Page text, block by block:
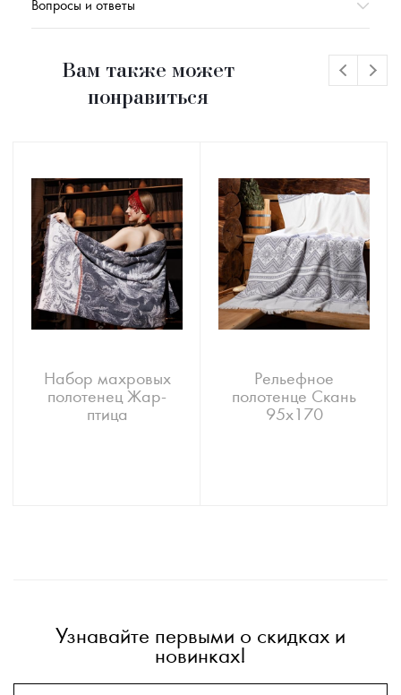
Вопросы и ответы
Вам также может
понравиться
Набор махровых
полотенец Жар-
птица
Рельефное
полотенце Скань
95х170
Узнавайте первыми о скидках и
новинках!